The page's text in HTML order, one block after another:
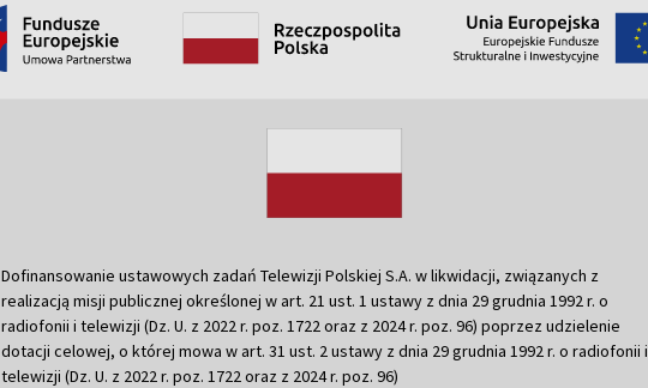
Dofinansowanie ustawowych zadań Telewizji Polskiej S.A. w likwidacji, związanych z
realizacją misji publicznej określonej w art. 21 ust. 1 ustawy z dnia 29 grudnia 1992 r. o
radiofonii i telewizji (Dz. U. z 2022 r. poz. 1722 oraz z 2024 r. poz. 96) poprzez udzielenie
dotacji celowej, o której mowa w art. 31 ust. 2 ustawy z dnia 29 grudnia 1992 r. o radiofonii i
telewizji (Dz. U. z 2022 r. poz. 1722 oraz z 2024 r. poz. 96)